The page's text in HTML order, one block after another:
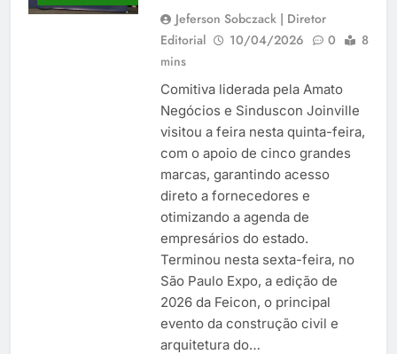
Jeferson Sobczack | Diretor
Editorial
10/04/2026 0
8
mins
Comitiva liderada pela Amato
Negócios e Sinduscon Joinville
visitou a feira nesta quinta-feira,
com o apoio de cinco grandes
marcas, garantindo acesso
direto a fornecedores e
otimizando a agenda de
empresários do estado.
Terminou nesta sexta-feira, no
São Paulo Expo, a edição de
2026 da Feicon, o principal
evento da construção civil e
arquitetura do…